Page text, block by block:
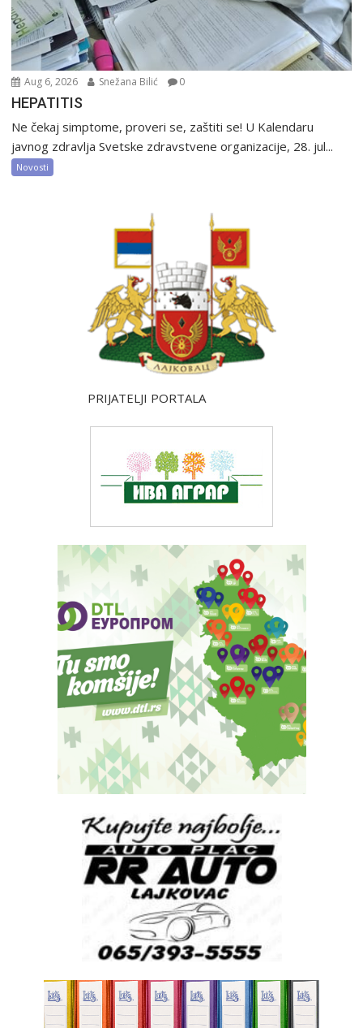
Aug 6, 2026 Snežana Bilić 0
HEPATITIS
Ne čekaj simptome, proveri se, zaštiti se! U Kalendaru
javnog zdravlja Svetske zdravstvene organizacije, 28. jul...
Novosti
PRIJATELJI PORTALA